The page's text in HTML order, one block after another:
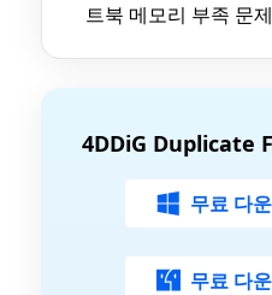
트북 메모리 부족 문
4DDiG Duplicate
무료 다
무료 다